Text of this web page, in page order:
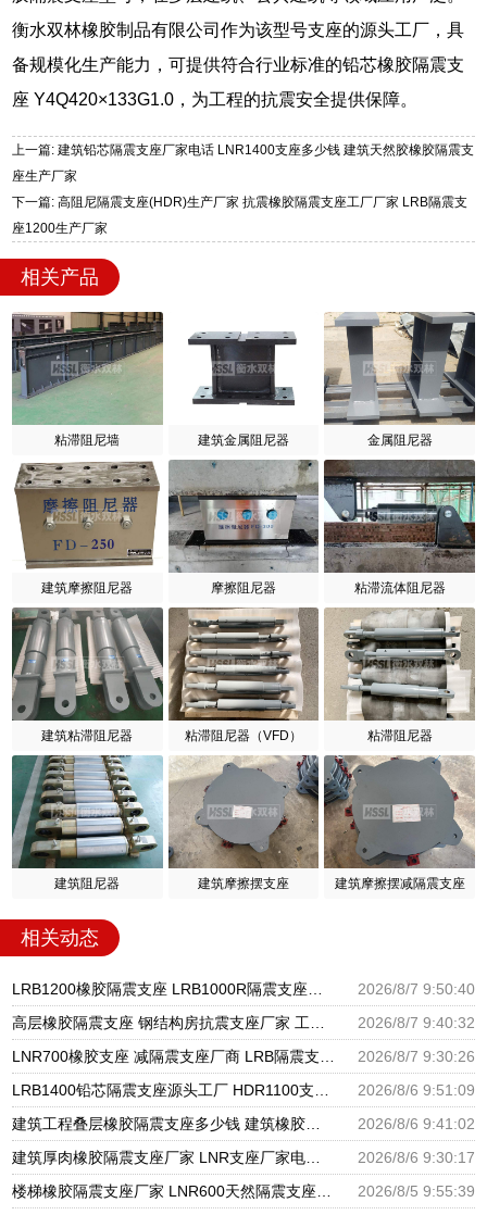
衡水双林橡胶制品有限公司作为该型号支座的源头工厂，具
备规模化生产能力，可提供符合行业标准的铅芯橡胶隔震支
座 Y4Q420×133G1.0，为工程的抗震安全提供保障。
上一篇: 建筑铅芯隔震支座厂家电话 LNR1400支座多少钱 建筑天然胶橡胶隔震支
座生产厂家
下一篇: 高阻尼隔震支座(HDR)生产厂家 抗震橡胶隔震支座工厂厂家 LRB隔震支
座1200生产厂家
相关产品
粘滞阻尼墙 建筑金属阻尼器 金属阻尼器
建筑摩擦阻尼器 摩擦阻尼器 粘滞流体阻尼器
建筑粘滞阻尼器 粘滞阻尼器（VFD） 粘滞阻尼器
建筑阻尼器 建筑摩擦摆支座 建筑摩擦摆减隔震支座
相关动态
2026/8/7 9:50:40
2026/8/7 9:40:32
2026/8/7 9:30:26
2026/8/6 9:51:09
2026/8/6 9:41:02
2026/8/6 9:30:17
2026/8/5 9:55:39